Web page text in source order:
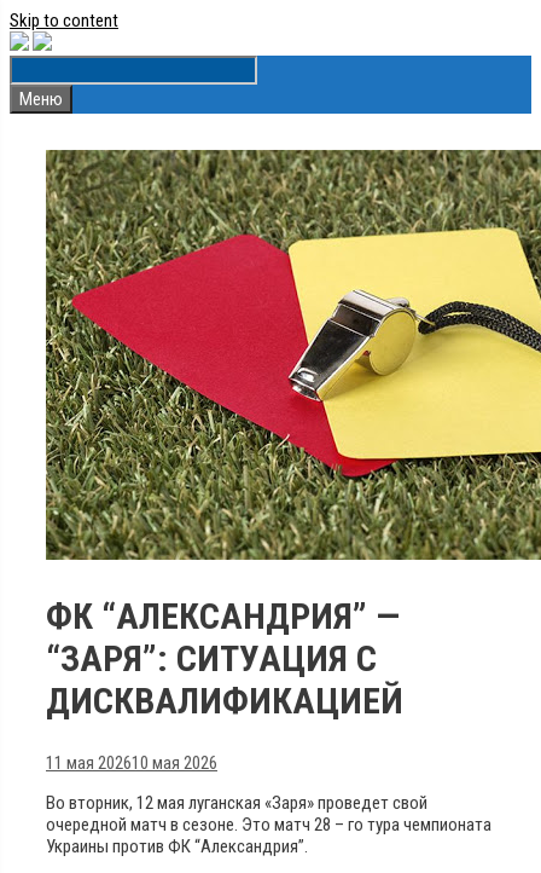
Skip to content
Меню
ФК “АЛЕКСАНДРИЯ” —
“ЗАРЯ”: СИТУАЦИЯ С
ДИСКВАЛИФИКАЦИЕЙ
11 мая 202610 мая 2026
Во вторник, 12 мая луганская «Заря» проведет свой
очередной матч в сезоне. Это матч 28 – го тура чемпионата
Украины против ФК “Александрия”.